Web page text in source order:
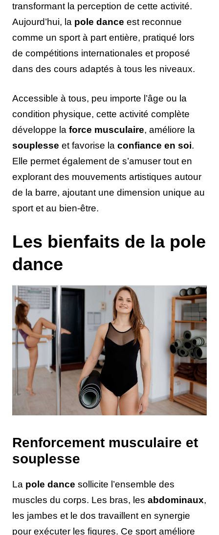
transformant la perception de cette activité.
Aujourd’hui, la pole dance est reconnue
comme un sport à part entière, pratiqué lors
de compétitions internationales et proposé
dans des cours adaptés à tous les niveaux.
Accessible à tous, peu importe l’âge ou la
condition physique, cette activité complète
développe la force musculaire, améliore la
souplesse et favorise la confiance en soi.
Elle permet également de s’amuser tout en
explorant des mouvements artistiques autour
de la barre, ajoutant une dimension unique au
sport et au bien-être.
Les bienfaits de la pole
dance
Renforcement musculaire et
souplesse
La pole dance sollicite l’ensemble des
muscles du corps. Les bras, les abdominaux,
les jambes et le dos travaillent en synergie
pour exécuter les figures. Ce sport améliore